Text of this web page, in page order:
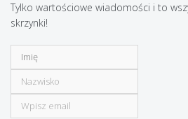
Tylko wartościowe wiadomości i to
skrzynki!